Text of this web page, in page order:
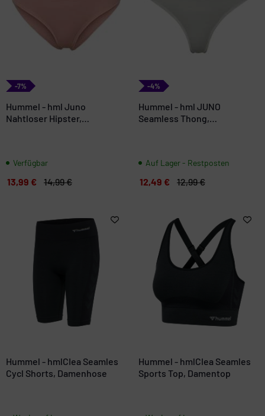
-7%
Hummel - hml Juno
Nahtloser Hipster,
Verfügbar
13,99 € 14,99 €
-4%
Hummel - hml JUNO
Seamless Thong,
Auf Lager - Restposten
12,49 € 12,99 €
Hummel - hmlCIea Seamles
Cycl Shorts, Damenhose
Hummel - hmlCIea Seamles
Sports Top, Damentop